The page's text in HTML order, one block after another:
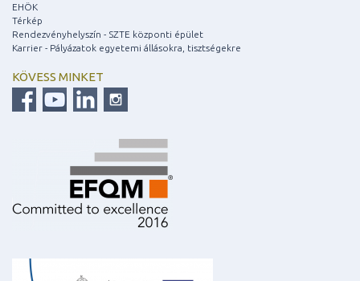
EHÖK
Térkép
Rendezvényhelyszín - SZTE központi épület
Karrier - Pályázatok egyetemi állásokra, tisztségekre
KÖVESS MINKET